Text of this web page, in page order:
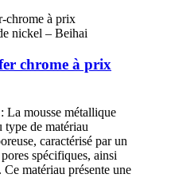
chrome à prix
La mousse métallique
type de matériau
caractérisé par un
spécifiques, ainsi
matériau présente une